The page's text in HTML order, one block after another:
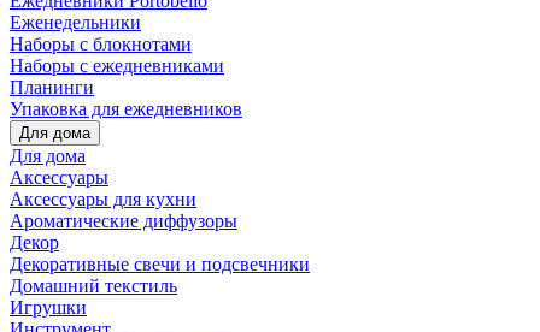
Еженедельники
Наборы с блокнотами
Наборы с ежедневниками
Планинги
Упаковка для ежедневников
Для дома
Для дома
Аксессуары
Аксессуары для кухни
Ароматические диффузоры
Декор
Декоративные свечи и подсвечники
Домашний текстиль
Игрушки